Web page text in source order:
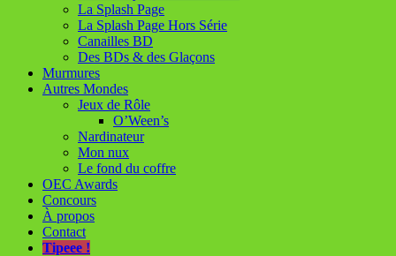
La Splash Page
La Splash Page Hors Série
Canailles BD
Des BDs & des Glaçons
Murmures
Autres Mondes
Jeux de Rôle
O’Ween’s
Nardinateur
Mon nux
Le fond du coffre
OEC Awards
Concours
À propos
Contact
Tipeee !